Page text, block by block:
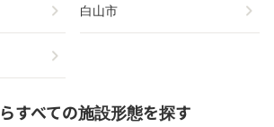
chevron_right 白山市 chevron_right
chevron_right
すべての施設形態を探す